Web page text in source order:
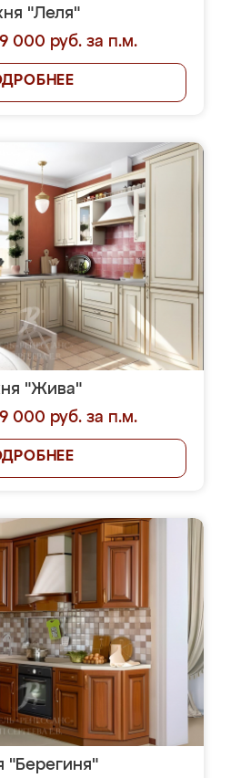
"Леля"
000 руб. за п.м.
"Жива"
000 руб. за п.м.
"Берегиня"